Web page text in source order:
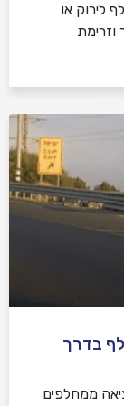
לירוק או
בדרך
ממחלפים